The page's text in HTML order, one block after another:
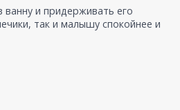
и придерживать его
так и малышу спокойнее и